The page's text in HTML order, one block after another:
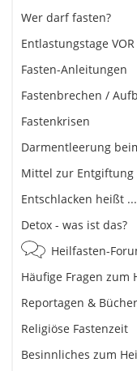
Wer darf fasten?
Entlastungstage
Fasten-Anleitungen
Fastenbrechen /
Fastenkrisen
Darmentleerung
Mittel zur Entgiftung
Entschlacken heißt ...
Detox - was ist das?
Heilfasten-
Häufige Fragen zum
Reportagen & Bücher
Religiöse Fastenzeit
Besinnliches zum